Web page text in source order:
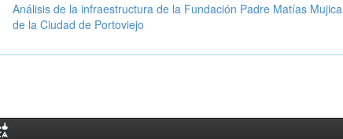
Análisis de la infraestructura de la Fundación Padre Matías Mujica
de la Ciudad de Portoviejo